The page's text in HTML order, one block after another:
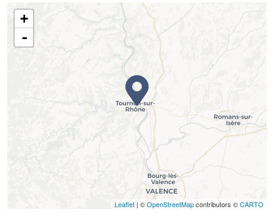
+
-
Leaflet | ©OpenStreetMapcontributors ©CARTO